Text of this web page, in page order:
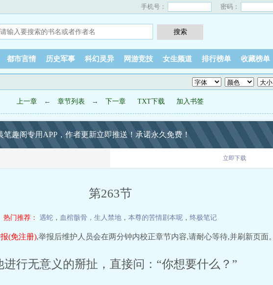
手机号： 密码：
都市言情 历史军事 科幻灵异 网游竞技 女生频道 排行榜单 收藏榜单
上一章 ← 章节列表 → 下一章 TXT下载 加入书签
趣阁专用APP，作者更新立即推送！承诺永久免费！
立即下载
第263节
热门推荐： 遇蛇 ， 血棺骸骨，生人禁地 ， 本尊的苦情剧本呢 ， 终极笔记
(免注册),举报后维护人员会在两分钟内校正章节内容,请耐心等待,并刷新页面。
行无意义的掰扯，直接问：“你想要什么？”